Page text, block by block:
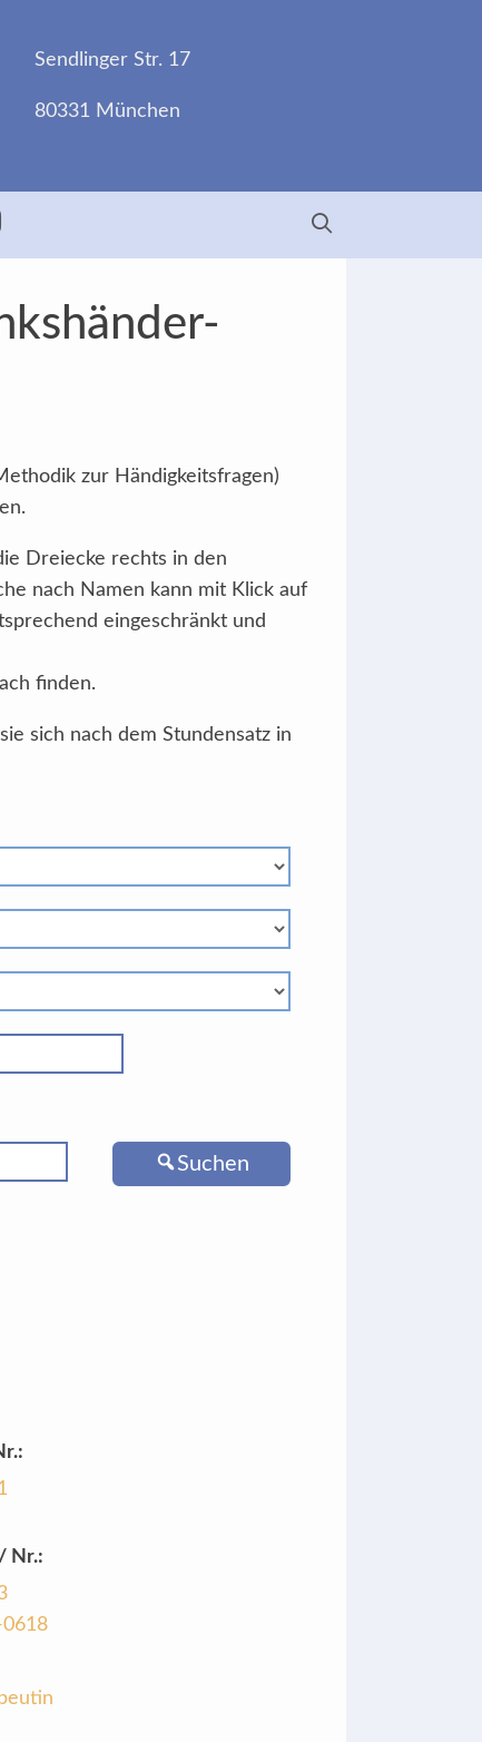
Sendlinger Str. 17
80331 München
Insta
zur Händigkeitsfragen)
Dreiecke rechts in den
nach Namen kann mit Klick auf
eingeschränkt und
finden.
sich nach dem Stundensatz in
Suchen
Nr.: